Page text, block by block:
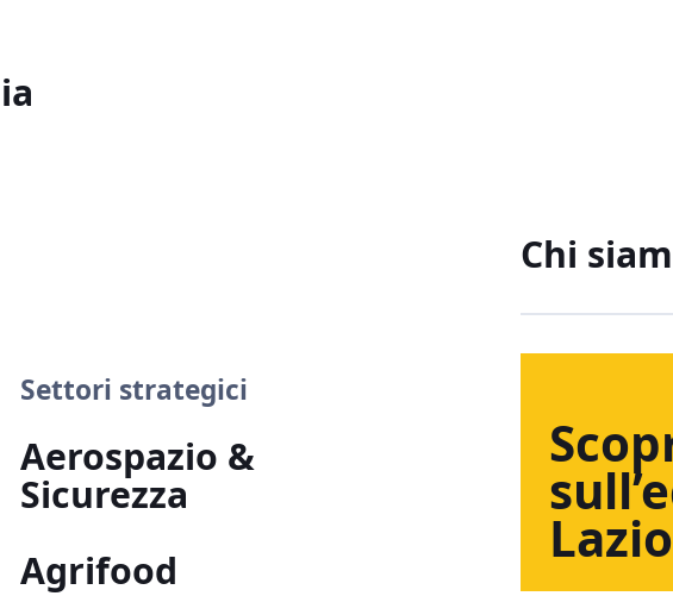
Settori strategici
Aerospazio &
Sicurezza
Agrifood
Chi
Lazio